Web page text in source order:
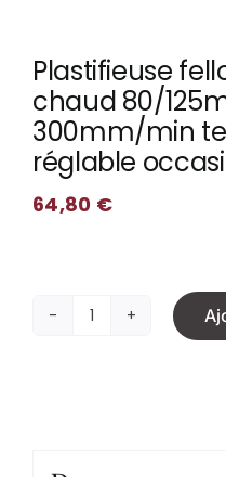
Plastifieuse
chaud 80/
300mm/min
réglable
64,80 €
quantité